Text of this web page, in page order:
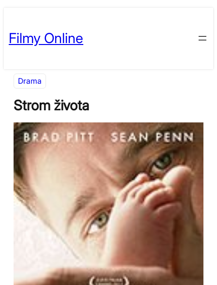
obsah
content
Filmy Online
Drama
Strom života